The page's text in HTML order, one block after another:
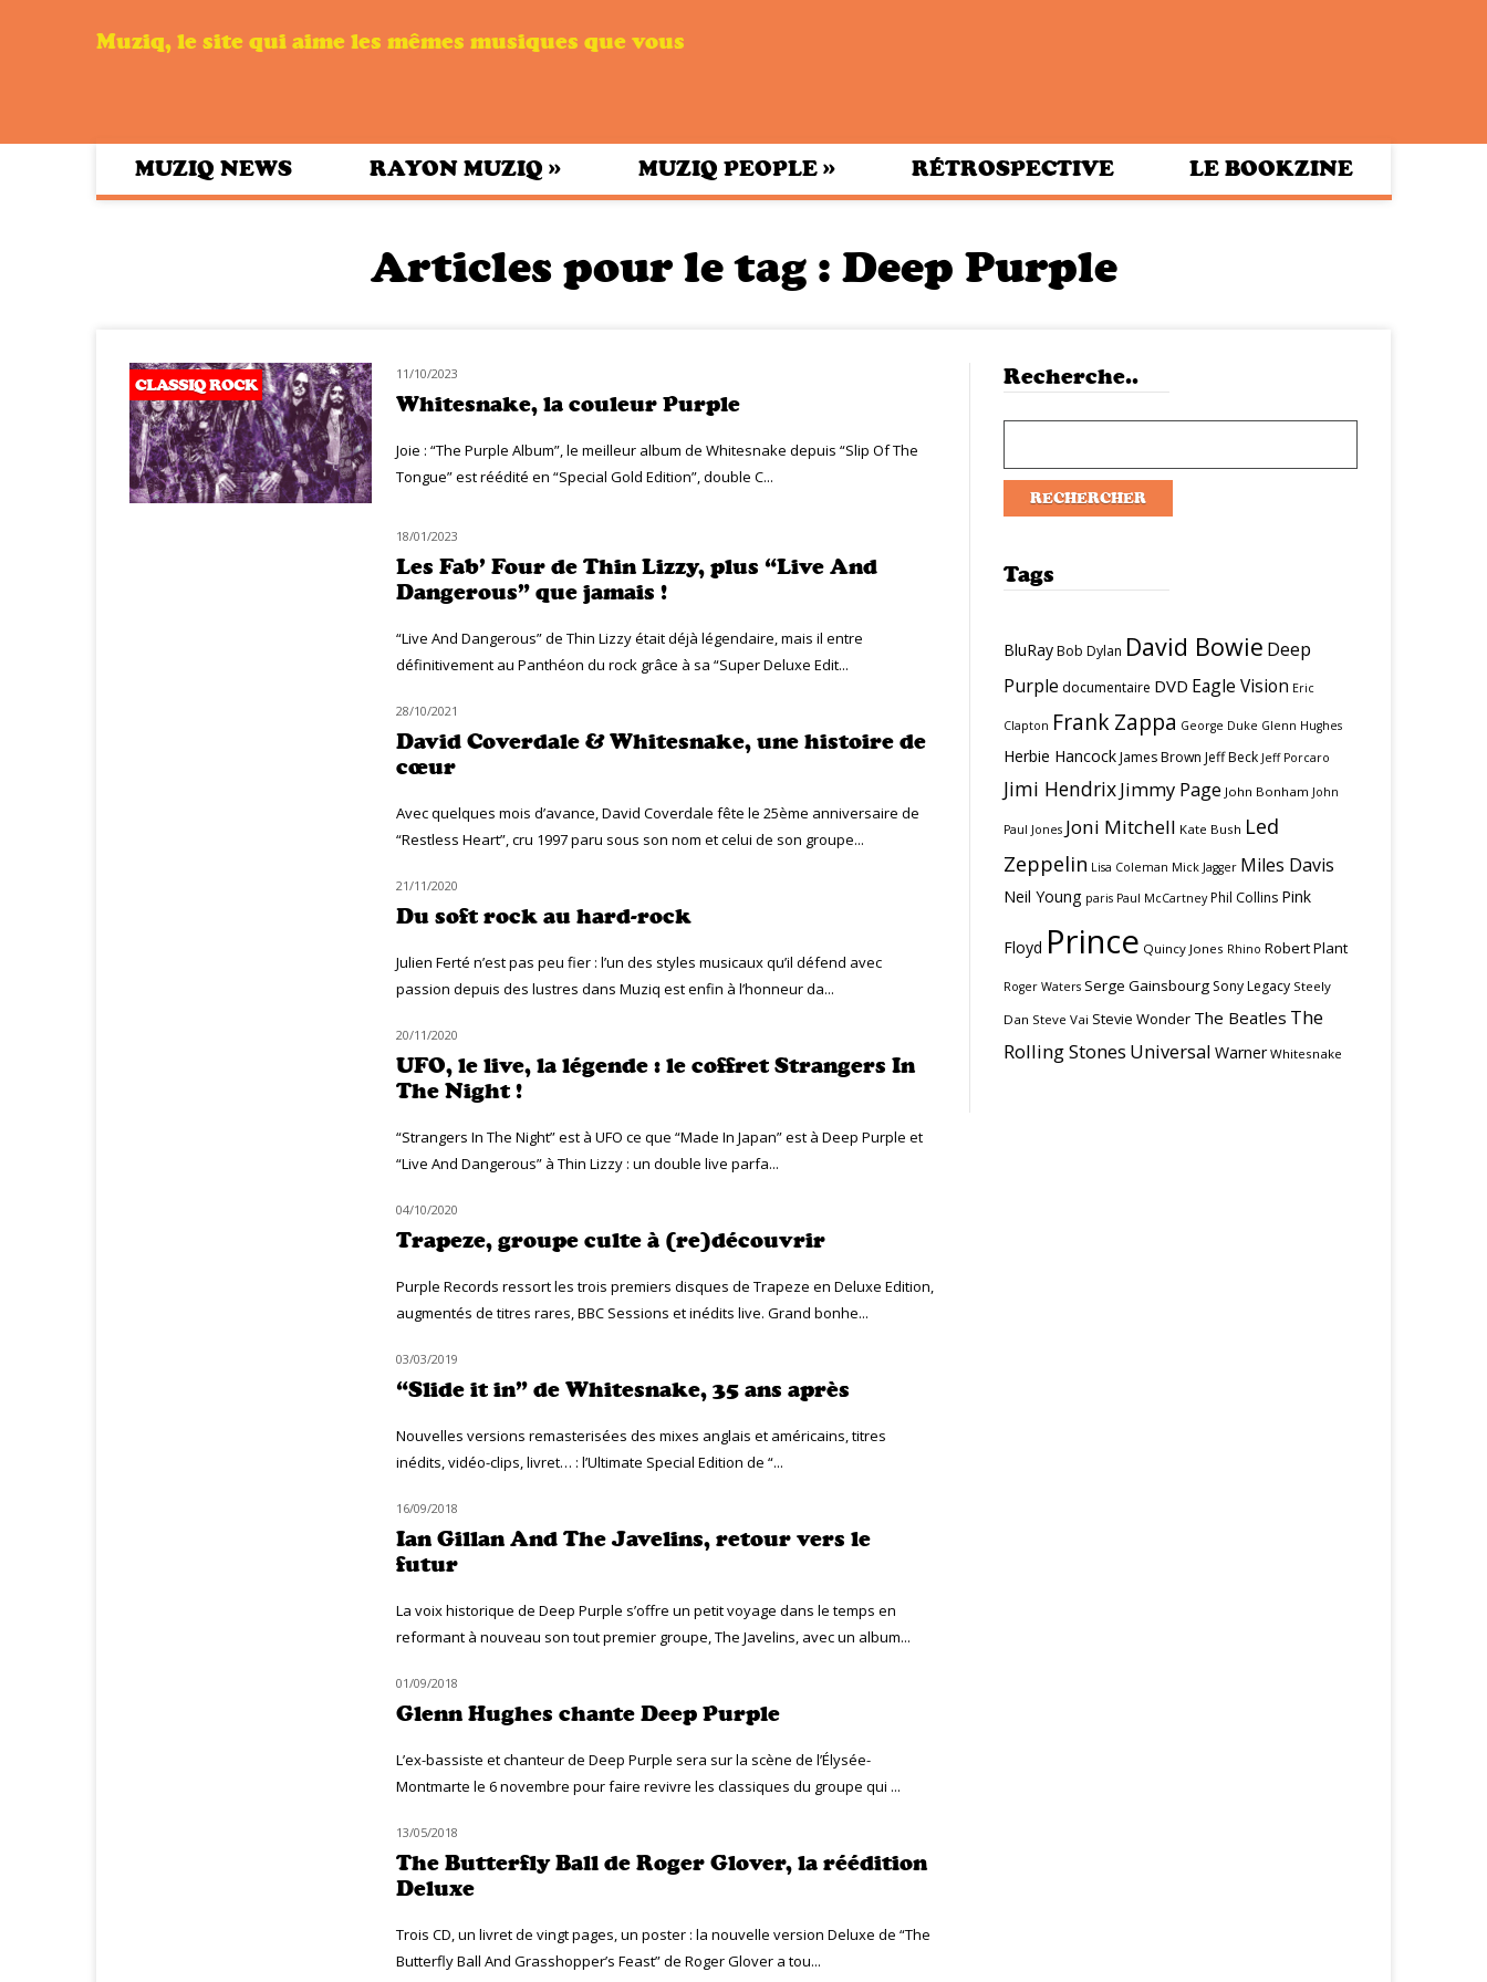
Muziq, le site qui aime les mêmes musiques que vous
MUZIQ NEWS RAYON MUZIQ » MUZIQ PEOPLE » RÉTROSPECTIVE LE BOOKZINE
Articles pour le tag : Deep Purple
CLASSIQ ROCK
11/10/2023
Whitesnake, la couleur Purple
Joie : “The Purple Album”, le meilleur album de Whitesnake depuis “Slip Of The
Tongue” est réédité en “Special Gold Edition”, double C...
18/01/2023
Les Fab’ Four de Thin Lizzy, plus “Live And
Dangerous” que jamais !
“Live And Dangerous” de Thin Lizzy était déjà légendaire, mais il entre
définitivement au Panthéon du rock grâce à sa “Super Deluxe Edit...
28/10/2021
David Coverdale & Whitesnake, une histoire de
cœur
Avec quelques mois d’avance, David Coverdale fête le 25ème anniversaire de
“Restless Heart”, cru 1997 paru sous son nom et celui de son groupe...
21/11/2020
Du soft rock au hard-rock
Julien Ferté n’est pas peu fier : l’un des styles musicaux qu’il défend avec
passion depuis des lustres dans Muziq est enfin à l’honneur da...
20/11/2020
UFO, le live, la légende : le coffret Strangers In
The Night !
“Strangers In The Night” est à UFO ce que “Made In Japan” est à Deep Purple et
“Live And Dangerous” à Thin Lizzy : un double live parfa...
04/10/2020
Trapeze, groupe culte à (re)découvrir
Purple Records ressort les trois premiers disques de Trapeze en Deluxe Edition,
augmentés de titres rares, BBC Sessions et inédits live. Grand bonhe...
03/03/2019
“Slide it in” de Whitesnake, 35 ans après
Nouvelles versions remasterisées des mixes anglais et américains, titres
inédits, vidéo-clips, livret… : l’Ultimate Special Edition de “...
16/09/2018
Ian Gillan And The Javelins, retour vers le
futur
La voix historique de Deep Purple s’offre un petit voyage dans le temps en
reformant à nouveau son tout premier groupe, The Javelins, avec un album...
01/09/2018
Glenn Hughes chante Deep Purple
L’ex-bassiste et chanteur de Deep Purple sera sur la scène de l’Élysée-
Montmarte le 6 novembre pour faire revivre les classiques du groupe qui ...
13/05/2018
The Butterfly Ball de Roger Glover, la réédition
Deluxe
Trois CD, un livret de vingt pages, un poster : la nouvelle version Deluxe de “The
Butterfly Ball And Grasshopper’s Feast” de Roger Glover a tou...
Recherche..
Tags
BluRay Bob Dylan David Bowie Deep
Purple documentaire DVD Eagle Vision Eric
Clapton Frank Zappa George Duke Glenn Hughes
Herbie Hancock James Brown Jeff Beck Jeff Porcaro
Jimi HendrixJimmy Page John Bonham John
Paul Jones Joni Mitchell Kate Bush Led
Zeppelin Lisa Coleman Mick Jagger Miles Davis
Neil Young paris Paul McCartney Phil Collins Pink
Floyd Prince Quincy Jones Rhino Robert Plant
Roger Waters Serge Gainsbourg Sony Legacy Steely
Dan Steve Vai Stevie Wonder The Beatles The
Rolling Stones Universal Warner Whitesnake